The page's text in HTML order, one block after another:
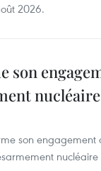
2026.
son
nucléaire
son engagement